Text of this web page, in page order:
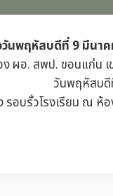
วันพฤหัสบดีที่ 9 มีนาค
ผอ. สพป. ขอนแก่น
วันพฤหัสบ
อบรั้วโรงเรียน ณ